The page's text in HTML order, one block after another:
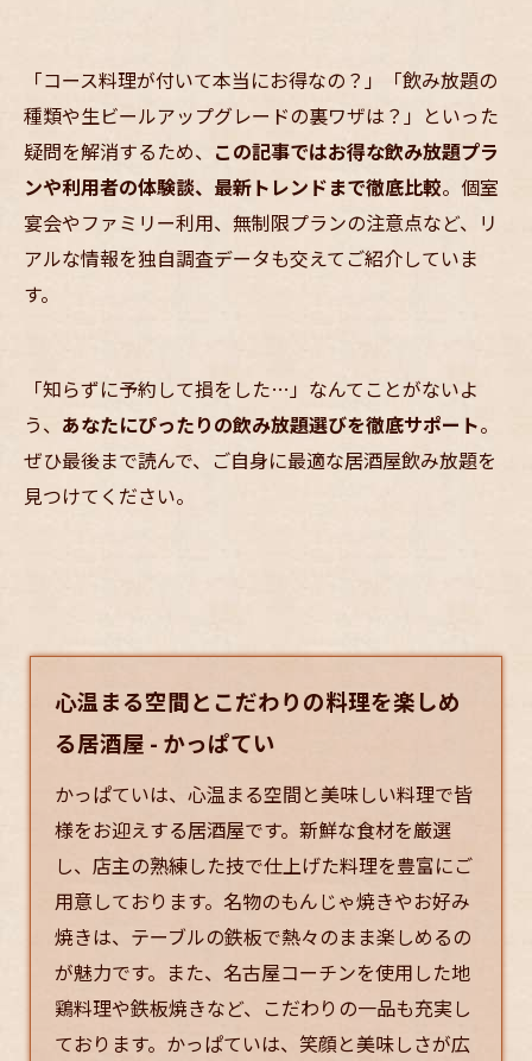
「コース料理が付いて本当にお得なの？」「飲み放題の
種類や生ビールアップグレードの裏ワザは？」といった
疑問を解消するため、 この記事ではお得な飲み放題プラ
ンや利用者の体験談、最新トレンドまで徹底比較。個室
宴会やファミリー利用、無制限プランの注意点など、リ
アルな情報を独自調査データも交えてご紹介していま
す。
「知らずに予約して損をした…」なんてことがないよ
う、 あなたにぴったりの飲み放題選びを徹底サポート。
ぜひ最後まで読んで、ご自身に最適な居酒屋飲み放題を
見つけてください。
心温まる空間とこだわりの料理を楽しめ
る居酒屋 - かっぱてい
かっぱていは、心温まる空間と美味しい料理で皆
様をお迎えする居酒屋です。新鮮な食材を厳選
し、店主の熟練した技で仕上げた料理を豊富にご
用意しております。名物のもんじゃ焼きやお好み
焼きは、テーブルの鉄板で熱々のまま楽しめるの
が魅力です。また、名古屋コーチンを使用した地
鶏料理や鉄板焼きなど、こだわりの一品も充実し
ております。かっぱていは、笑顔と美味しさが広